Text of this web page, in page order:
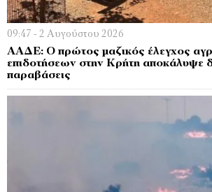
09:47 - 2 Αυγούστου 2026
ΑΑΔΕ: Ο πρώτος μαζικός έλεγχος
επιδοτήσεων στην Κρήτη αποκάλυψε
παραβάσεις